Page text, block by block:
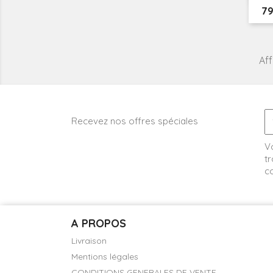
Recevez nos offres spéciales
A PROPOS
Livraison
Mentions légales